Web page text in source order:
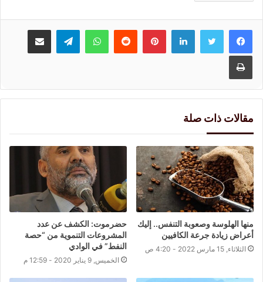
لينكدإنبينتيريست واتسابتيلقرام مشاركة عبر البريد
طباعة
مقالات ذات صلة
منها الهلوسة وصعوبة التنفس.. إليك
أعراض زيادة جرعة الكافيين
الثلاثاء, 15 مارس 2022 - 4:20 ص
حضرموت: الكشف عن عدد
المشروعات التنموية من “حصة
النفط” في الوادي
الخميس, 9 يناير 2020 - 12:59 م